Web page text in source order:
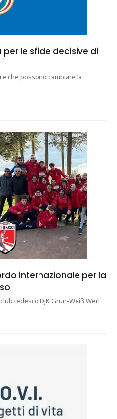
per le sfide decisive di
che possono cambiare la
internazionale per la
tedesco DJK Grün-Weiß Werl